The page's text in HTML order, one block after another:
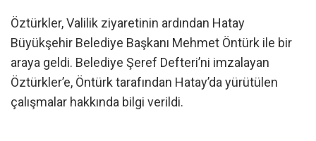
Öztürkler, Valilik ziyaretinin ardından Hatay
Büyükşehir Belediye Başkanı Mehmet Öntürk ile bir
araya geldi. Belediye Şeref Defteri’ni imzalayan
Öztürkler’e, Öntürk tarafından Hatay’da yürütülen
çalışmalar hakkında bilgi verildi.